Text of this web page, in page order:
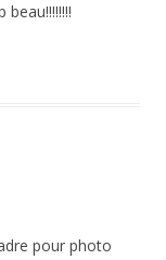
pour photo